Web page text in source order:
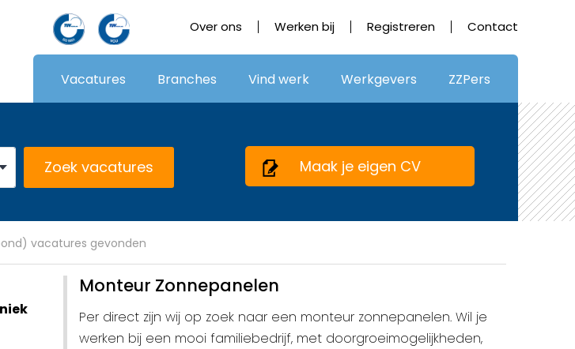
Over ons Werken bij Registreren Contact
Vacatures Branches Vind werk Werkgevers ZZPers
Maak je eigen CV
vacatures gevonden
Monteur Zonnepanelen
Per direct zijn wij op zoek naar een monteur zonnepanelen. Wil je
werken bij een mooi familiebedrijf, met doorgroeimogelijkheden,